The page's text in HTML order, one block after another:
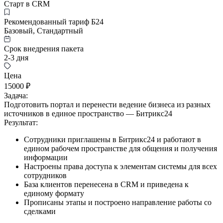
Старт в CRM
Рекомендованный тариф Б24
Базовый, Стандартный
Срок внедрения пакета
2-3 дня
Цена
15000 ₽
Задача:
Подготовить портал и перенести ведение бизнеса из разных
источников в единое пространство — Битрикс24
Результат:
Сотрудники приглашены в Битрикс24 и работают в
едином рабочем пространстве для общения и получения
информации
Настроены права доступа к элементам системы для всех
сотрудников
База клиентов перенесена в CRM и приведена к
единому формату
Прописаны этапы и построено направление работы со
сделками